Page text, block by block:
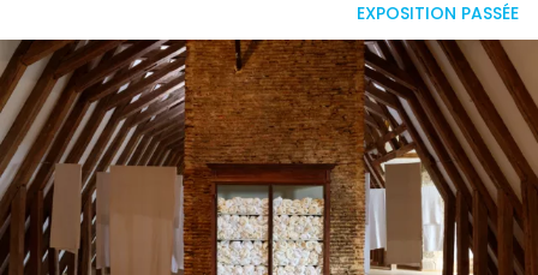
EXPOSITION PASSÉE